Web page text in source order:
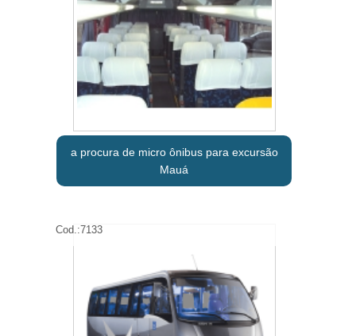
a procura de micro ônibus para excursão
Mauá
Cod.:7133